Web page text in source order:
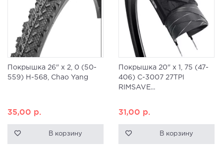
Покрышка 26" x 2, 0 (50-
559) H-568, Chao Yang
35,00 р.
В корзину
Покрышка 20" x 1, 75 (47-
406) C-3007 27TPI
RIMSAVE...
31,00 р.
В корзину